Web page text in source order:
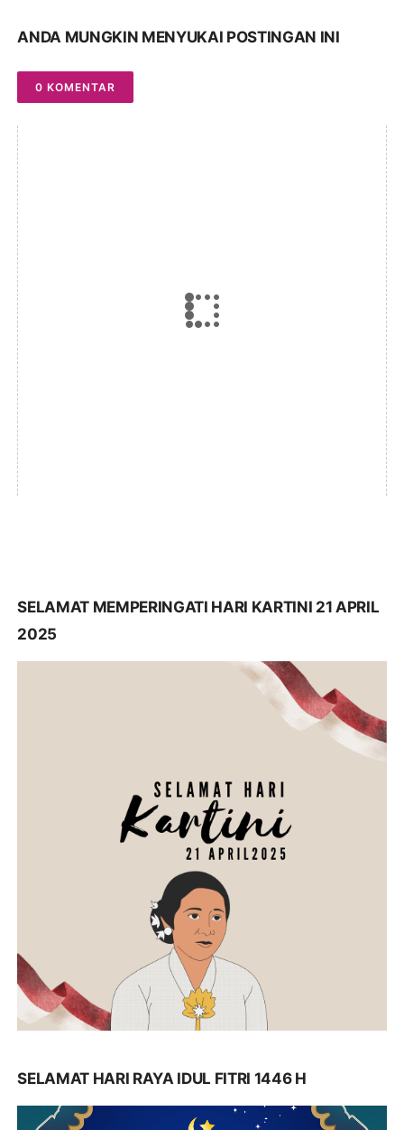
ANDA MUNGKIN MENYUKAI POSTINGAN INI
0 KOMENTAR
SELAMAT MEMPERINGATI HARI KARTINI 21 APRIL
2025
SELAMAT HARI RAYA IDUL FITRI 1446 H